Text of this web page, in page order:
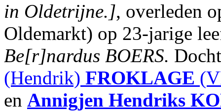
in Oldetrijne.], overleden
Oldemarkt) op 23-jarige
Be[r]nardus BOERS.
(Hendrik) FROKLAGE
en Annigjen Hendriks